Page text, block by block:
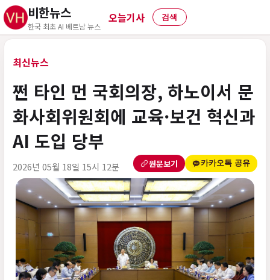
비한뉴스
한국 최초 AI 베트남 뉴스
오늘기사 검색
최신뉴스
쩐 타인 먼 국회의장, 하노이서 문
화사회위원회에 교육·보건 혁신과
AI 도입 당부
2026년 05월 18일 15시 12분 원문보기 카카오톡 공유